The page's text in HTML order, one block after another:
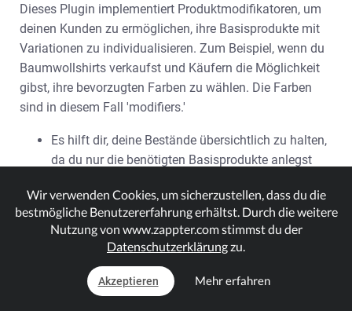
Dieses Plugin implementiert Produktmodifikatoren, um
deinen Kunden zu ermöglichen, ihre Basisprodukte mit
Variationen zu individualisieren. Zum Beispiel, wenn du
Baumwollshirts verkaufst und Käufern die Möglichkeit
gibst, ihre bevorzugten Farben zu wählen. Die Farben
sind in diesem Fall 'modifiers.'
Es hilft dir, deine Bestände übersichtlich zu halten,
da du nur die benötigten Basisprodukte anlegst
Variationen durch Modifikatoren hinzuzufügen. In
diesem Beispiel legst du nur das Produkt
"Baumwollhemd" an und richtest Modifikatoren für
Farben ein.
Das verbessert auch die Erfahrungen der Käufer,
da du ihnen die Freiheit bietest, ihre Einkäufe zu
Wir verwenden Cookies, um sicherzustellen, dass du die
bestmögliche Benutzererfahrung erhältst. Durch die weitere
Nutzung von www.zappter.com stimmst du der
Datenschutzerklärungzu.
Akzeptieren Mehr erfahren